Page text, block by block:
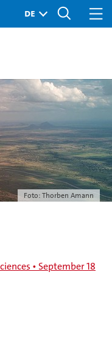
Foto: Thorben Amann
• September 18